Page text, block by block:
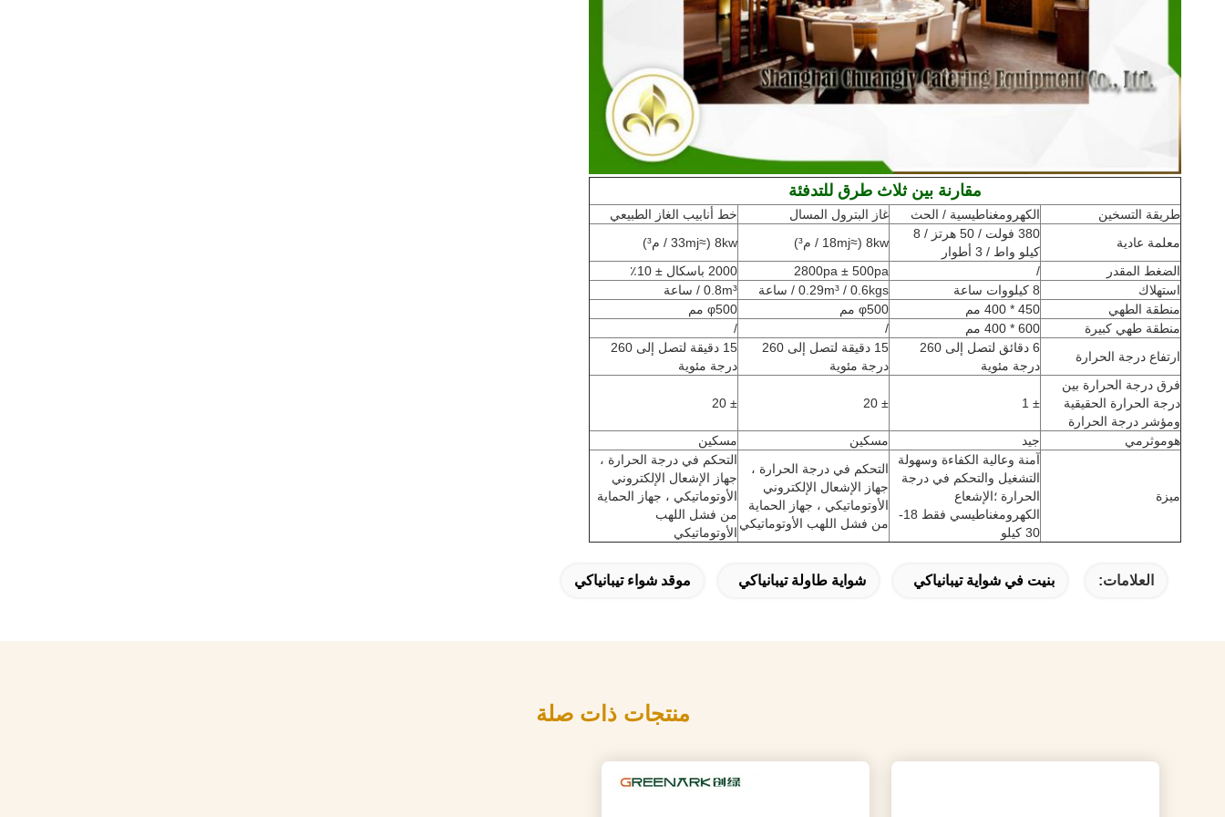
مقارنة بين ثلاث طرق للتدفئة
طريقة التسخين الكهرومغناطيسية / الحث غاز البترول المسال
خط أنابيب الغاز الطبيعي
معلمة عادية
380 فولت / 50 هرتز / 8
كيلو واط / 3 أطوار
8kw (≈18mj / م³)
8kw (≈33mj / م³)
الضغط المقدر
/
2800pa ± 500pa
2000 باسكال ± 10٪
استهلاك
8 كيلووات ساعة 0.29m³ / 0.6kgs / ساعة
0.8m³ / ساعة
منطقة الطهي
450 * 400 مم φ500 مم
φ500 مم
منطقة طهي كبيرة
600 * 400 مم /
/
ارتفاع درجة الحرارة
6 دقائق لتصل إلى 260
درجة مئوية
15 دقيقة لتصل إلى 260
درجة مئوية
15 دقيقة لتصل إلى 260
درجة مئوية
فرق درجة الحرارة بين
درجة الحرارة الحقيقية
ومؤشر درجة الحرارة
± 1
± 20
± 20
هوموثرمي جيد مسكين مسكين
ميزة
آمنة وعالية الكفاءة وسهولة
التشغيل والتحكم في درجة
الحرارة ؛الإشعاع
الكهرومغناطيسي فقط 18-
30 كيلو
التحكم في درجة الحرارة ،
جهاز الإشعال الإلكتروني
الأوتوماتيكي ، جهاز الحماية
من فشل اللهب الأوتوماتيكي
التحكم في درجة الحرارة ،
جهاز الإشعال الإلكتروني
الأوتوماتيكي ، جهاز الحماية
من فشل اللهب
الأوتوماتيكي
العلامات: بنيت في شواية تيبانياكي شواية طاولة تيبانياكي موقد شواء تيبانياكي
منتجات ذات صلة